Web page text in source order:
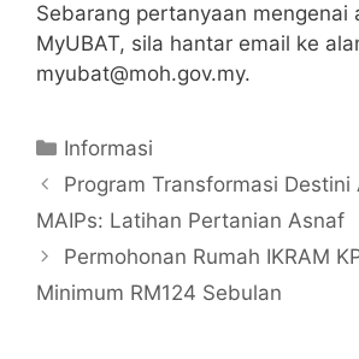
Sebarang pertanyaan mengenai
MyUBAT, sila hantar email ke
myubat@moh.gov.my.
Categories
Informasi
Program Transformasi
MAIPs: Latihan Pertanian Asnaf
Permohonan Rumah IKRAM
Minimum RM124 Sebulan